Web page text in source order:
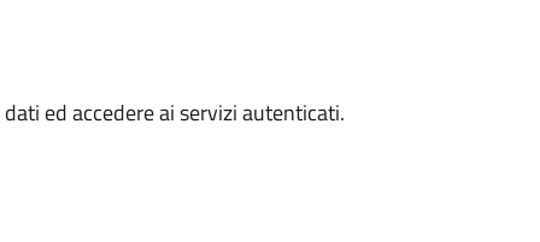
ed accedere ai servizi autenticati.